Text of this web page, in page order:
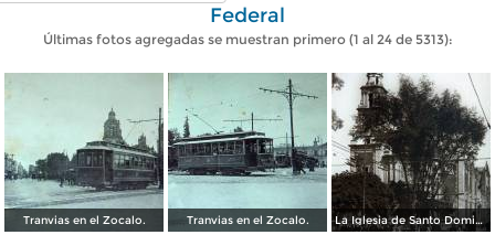
Federal
Últimas fotos agregadas se muestran primero (1 al 24 de 5313):
Tranvias en el Zocalo. Tranvias en el Zocalo. La Iglesia de Santo Domingo.